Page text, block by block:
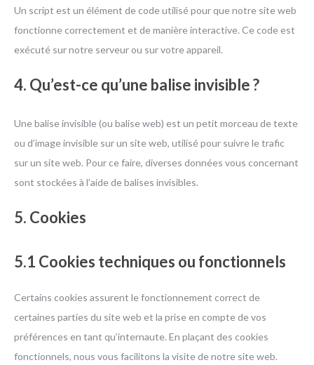
Un script est un élément de code utilisé pour que notre site web
fonctionne correctement et de manière interactive. Ce code est
exécuté sur notre serveur ou sur votre appareil.
4. Qu’est-ce qu’une balise invisible ?
Une balise invisible (ou balise web) est un petit morceau de texte
ou d’image invisible sur un site web, utilisé pour suivre le trafic
sur un site web. Pour ce faire, diverses données vous concernant
sont stockées à l’aide de balises invisibles.
5. Cookies
5.1 Cookies techniques ou fonctionnels
Certains cookies assurent le fonctionnement correct de
certaines parties du site web et la prise en compte de vos
préférences en tant qu’internaute. En plaçant des cookies
fonctionnels, nous vous facilitons la visite de notre site web.